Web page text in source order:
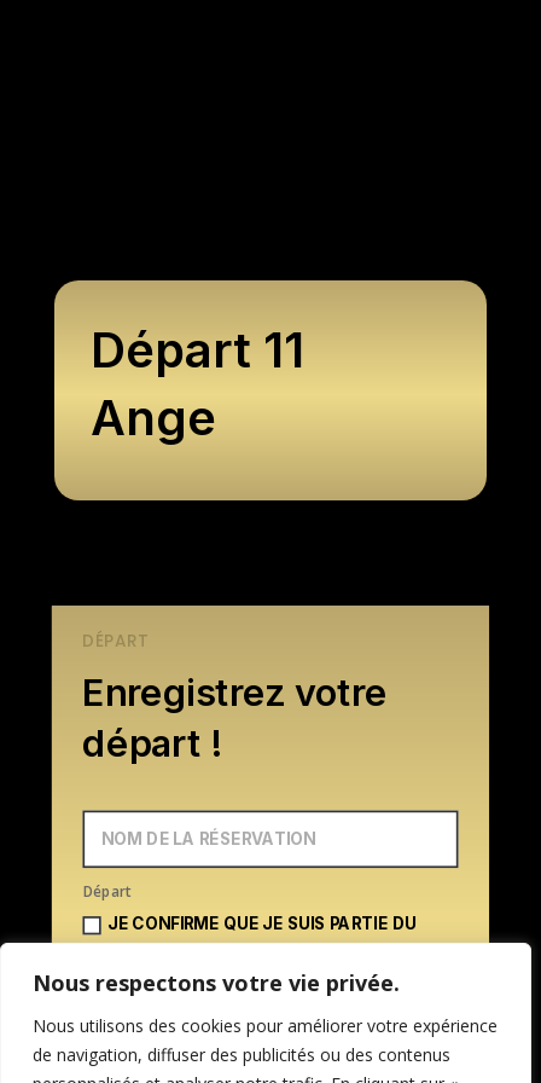
Nous respectons votre vie privée.
Nous utilisons des cookies pour améliorer votre expérience
de navigation, diffuser des publicités ou des contenus
Départ 11
Ange
DÉPART
Enregistrez votre
départ !
Départ
JE CONFIRME QUE JE SUIS PARTIE DU